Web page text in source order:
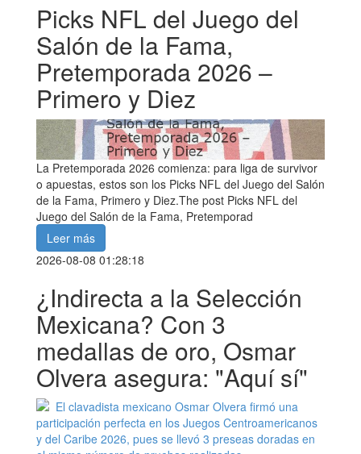
Picks NFL del Juego del
Salón de la Fama,
Pretemporada 2026 –
Primero y Diez
La Pretemporada 2026 comienza: para liga de survivor
o apuestas, estos son los Picks NFL del Juego del Salón
de la Fama, Primero y Diez.The post Picks NFL del
Juego del Salón de la Fama, Pretemporad
Leer más
2026-08-08 01:28:18
¿Indirecta a la Selección
Mexicana? Con 3
medallas de oro, Osmar
Olvera asegura: "Aquí sí"